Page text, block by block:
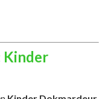
Kinder